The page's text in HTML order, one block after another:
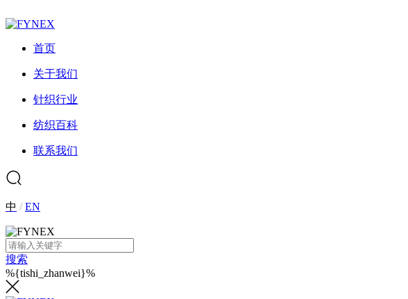
首页
关于我们
针织行业
纺织百科
联系我们
中 /EN
搜索
%{tishi_zhanwei}%